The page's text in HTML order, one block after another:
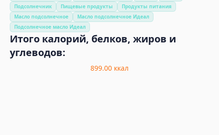
Подсолнечник
Пищевые продукты
Продукты питания
Масло подсолнечное
Масло подсолнечное Идеал
Подсолнечное масло Идеал
Итого калорий, белков, жиров и
углеводов:
899.00 ккал